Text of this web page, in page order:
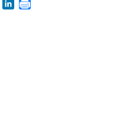
window
new window
in a new window
Opens in a new window